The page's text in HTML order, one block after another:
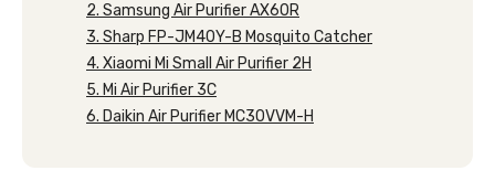
2. Samsung Air Purifier AX60R
3. Sharp FP-JM40Y-B Mosquito Catcher
4. Xiaomi Mi Small Air Purifier 2H
5. Mi Air Purifier 3C
6. Daikin Air Purifier MC30VVM-H